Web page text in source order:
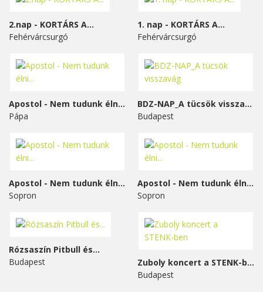
2.nap - KORTÁRS A...
Fehérvárcsurgó
1. nap - KORTÁRS A...
Fehérvárcsurgó
Apostol - Nem tudunk élni...
Pápa
BDZ-NAP_A tücsök visszavág
Budapest
Apostol - Nem tudunk élni...
Sopron
Apostol - Nem tudunk élni...
Sopron
Rózsaszín Pitbull és...
Budapest
Zuboly koncert a STENK-ben
Budapest